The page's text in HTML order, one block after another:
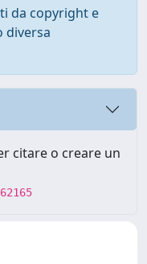
da copyright e
diversa
citare o creare un